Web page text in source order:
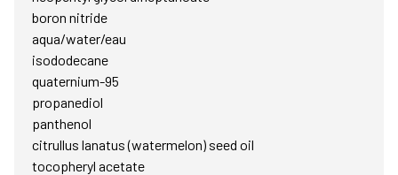
boron nitride
aqua/water/eau
isododecane
quaternium-95
propanediol
panthenol
citrullus lanatus (watermelon) seed oil
tocopheryl acetate